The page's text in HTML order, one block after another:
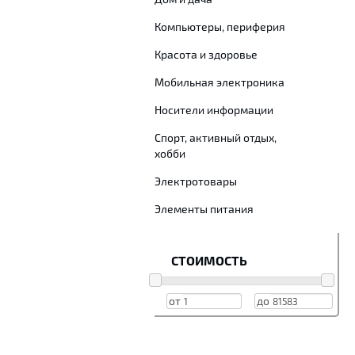
Компьютеры, периферия
Красота и здоровье
Мобильная электроника
Носители информации
Спорт, активный отдых,
хобби
Электротовары
Элементы питания
СТОИМОСТЬ
от до